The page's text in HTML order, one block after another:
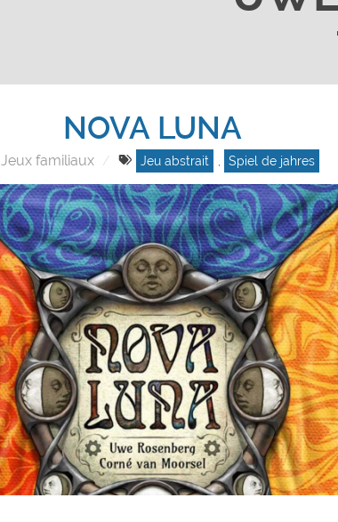
NOVA LUNA
Jeux familiaux Jeu abstrait Spiel de jahres